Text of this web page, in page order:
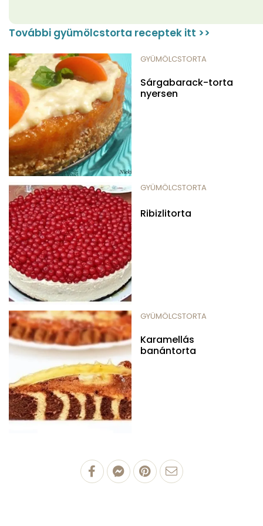
További gyümölcstorta receptek itt >>
GYÜMÖLCSTORTA
Sárgabarack-torta
nyersen
GYÜMÖLCSTORTA
Ribizlitorta
GYÜMÖLCSTORTA
Karamellás
banántorta